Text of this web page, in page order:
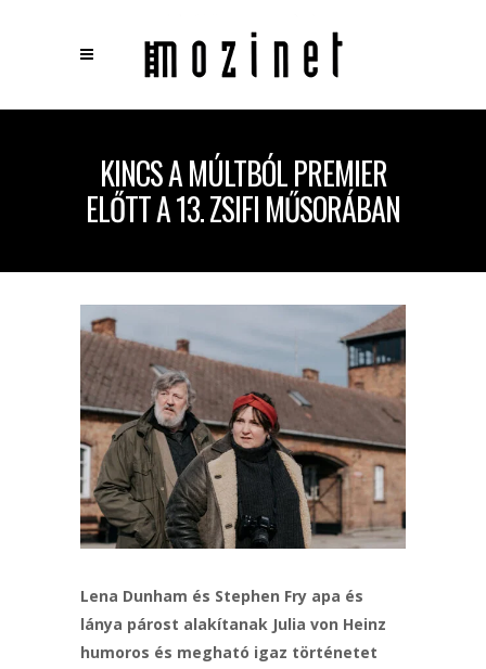
KINCS A MÚLTBÓL PREMIER
ELŐTT A 13. ZSIFI MŰSORÁBAN
Lena Dunham és Stephen Fry apa és
lánya párost alakítanak Julia von Heinz
humoros és megható igaz történetet